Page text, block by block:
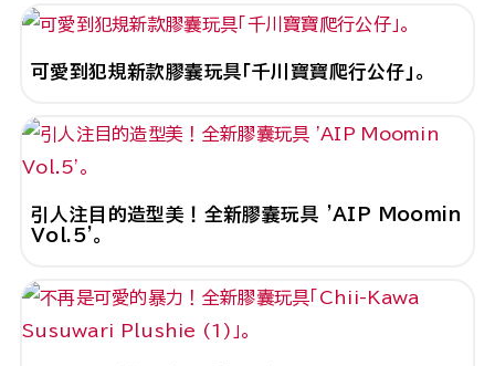
可愛到犯規新款膠囊玩具「千川寶寶爬行公仔」。
引人注目的造型美！全新膠囊玩具 'AIP Moomin
Vol.5'。